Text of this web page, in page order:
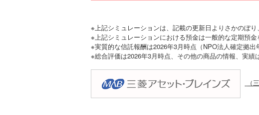
※上記シミュレーションは、記載の更新日よりさかのぼり
※上記シミュレーションにおける預金は一般的な定期預
※実質的な信託報酬は2026年3月時点（NPO法人確定拠出
※総合評価は2026年3月時点、その他の商品の情報、実績
（